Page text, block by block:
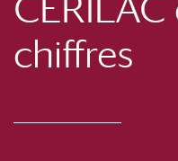
chiffres